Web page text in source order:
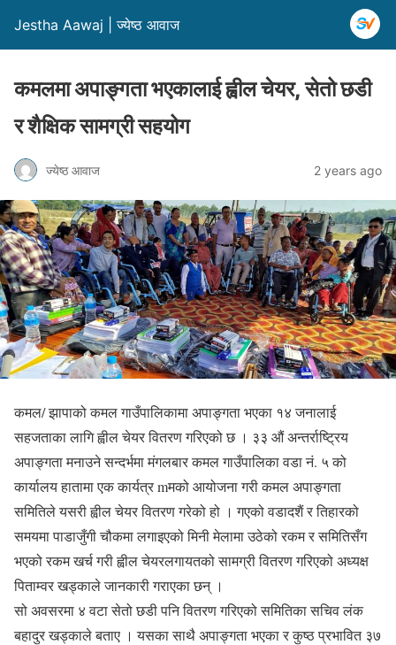
Jestha Aawaj | ज्येष्ठ आवाज
कमलमा अपाङ्गता भएकालाई ह्वील चेयर, सेतो छडी
र शैक्षिक सामग्री सहयोग
ज्येष्ठ आवाज 2 years ago
कमल/ झापाको कमल गाउँपालिकामा अपाङ्गता भएका १४ जनालाई
सहजताका लागि ह्वील चेयर वितरण गरिएको छ । ३३ औं अन्तर्राष्ट्रिय
अपाङ्गता मनाउने सन्दर्भमा मंगलबार कमल गाउँपालिका वडा नं. ५ को
कार्यालय हातामा एक कार्यत्र mमको आयोजना गरी कमल अपाङ्गता
समितिले यसरी ह्वील चेयर वितरण गरेको हो । गएको वडादशैं र तिहारको
समयमा पाडाजुँगी चौकमा लगाइएको मिनी मेलामा उठेको रकम र समितिसँग
भएको रकम खर्च गरी ह्वील चेयरलगायतको सामग्री वितरण गरिएको अध्यक्ष
पिताम्वर खड्काले जानकारी गराएका छन् ।
सो अवसरमा ४ वटा सेतो छडी पनि वितरण गरिएको समितिका सचिव लंक
बहादुर खड्काले बताए । यसका साथै अपाङ्गता भएका र कुष्ठ प्रभावित ३७